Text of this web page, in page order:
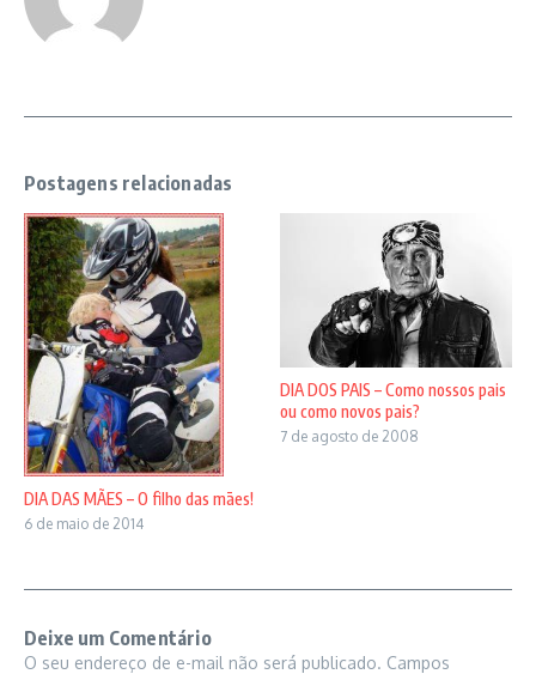
Postagens relacionadas
DIA DAS MÃES – O filho das mães!
6 de maio de 2014
DIA DOS PAIS – Como nossos pais
ou como novos pais?
7 de agosto de 2008
Deixe um Comentário
O seu endereço de e-mail não será publicado. Campos